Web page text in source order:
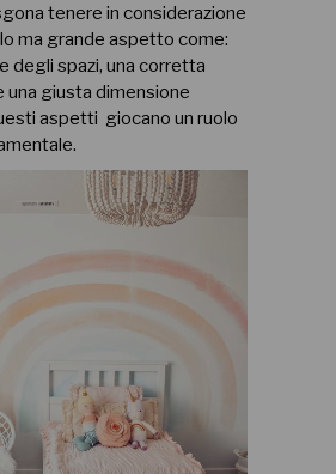
tenere in considerazione
ma grande aspetto come:
degli spazi, una corretta
una giusta dimensione
aspetti giocano un ruolo